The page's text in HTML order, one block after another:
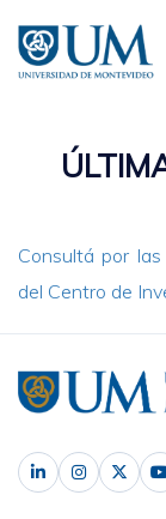
contenido
principal
Consultá por
del Centro de